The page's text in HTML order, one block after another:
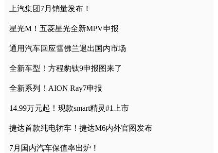
上汽集团7月销量发布！
星光M！五菱星光全新MPV申报
通用汽车回应雪佛兰退出国内市场
全新车型！方程豹钛9申报图来了
全新系列！AION Ray7申报
14.99万元起！现款smart精灵#1上市
捷达首款纯电轿车！捷达M6内外官图发布
7月国内汽车保值率出炉！